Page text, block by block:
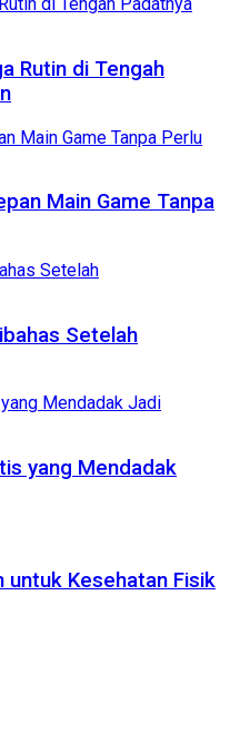
Rutin di Tengah
Main Game Tanpa
Setelah
yang Mendadak
untuk Kesehatan Fisik